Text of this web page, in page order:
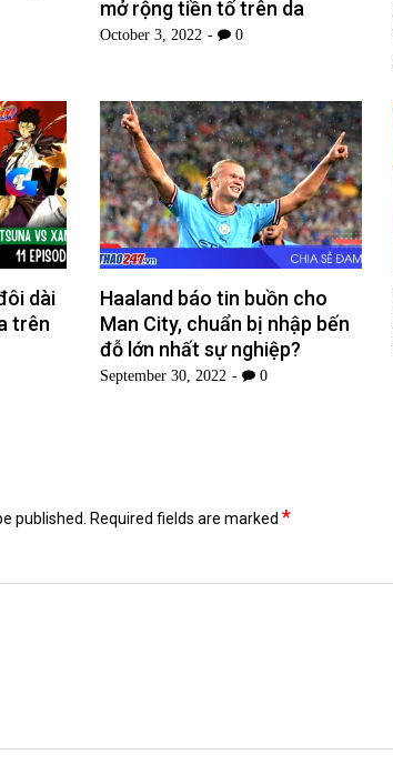
mở rộng tiền tố trên da
October 3, 2022 0
dài
trên
Haaland báo tin buồn cho
Man City, chuẩn bị nhập bến
đỗ lớn nhất sự nghiệp?
September 30, 2022 0
published. Required fields are marked *